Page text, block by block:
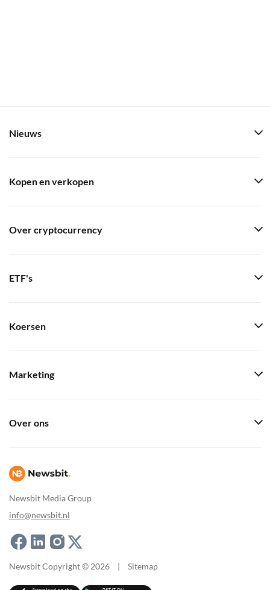
Newsbit Media Group
info@newsbit.nl
Nieuws
Kopen en verkopen
Over cryptocurrency
ETF's
Koersen
Marketing
Over ons
Newsbit Copyright © 2026 | Sitemap